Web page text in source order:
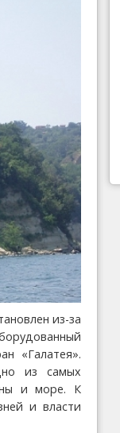
из-за
«Галатея».
из самых
и море. К
и власти